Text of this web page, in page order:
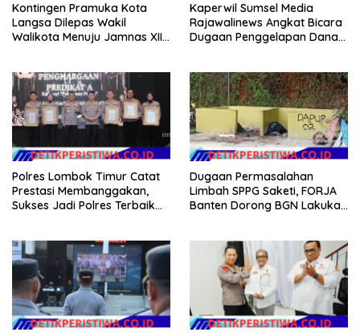
Kontingen Pramuka Kota
Langsa Dilepas Wakil
Walikota Menuju Jamnas XII
Kaperwil Sumsel Media
Rajawalinews Angkat Bicara
Dugaan Penggelapan Dana
Hilang 3 Bulan Bawa
Anggaran Pembangunan
Polres Lombok Timur Catat
Prestasi Membanggakan,
Sukses Jadi Polres Terbaik
Dugaan Permasalahan
Limbah SPPG Saketi, FORJA
Banten Dorong BGN Lakukan